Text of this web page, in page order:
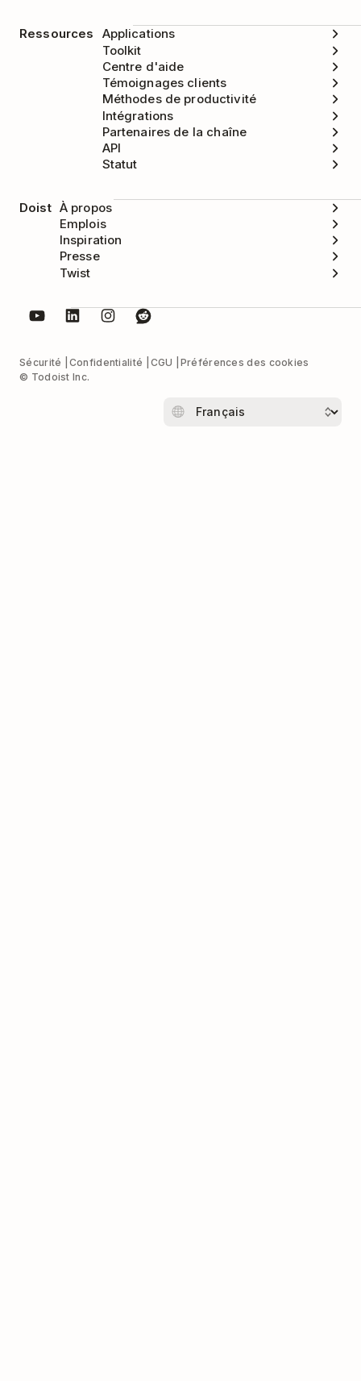
Ressources
Applications
Toolkit
Centre d'aide
Témoignages clients
Méthodes de productivité
Intégrations
Partenaires de la chaîne
API
Statut
Doist À propos
Emplois
Inspiration
Presse
Twist
Sécurité Confidentialité CGU
Préférences des cookies
© Todoist Inc.